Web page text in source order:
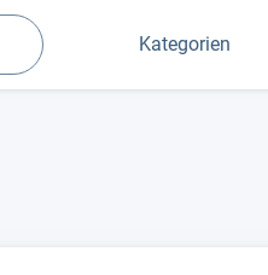
Suchen Kategorien